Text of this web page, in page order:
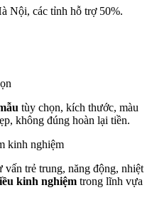
Nội, các tỉnh hỗ trợ 50%.
tùy chọn, kích thước, màu
không đúng hoàn lại tiền.
trẻ trung, năng động, nhiệt
kinh nghiệm trong lĩnh vựa